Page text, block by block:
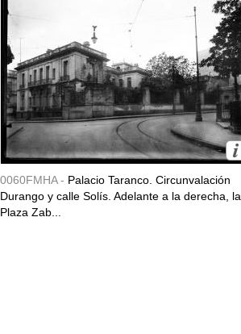
0060FMHA - Palacio Taranco. Circunvalación
Durango y calle Solís. Adelante a la derecha, la
Plaza Zab...